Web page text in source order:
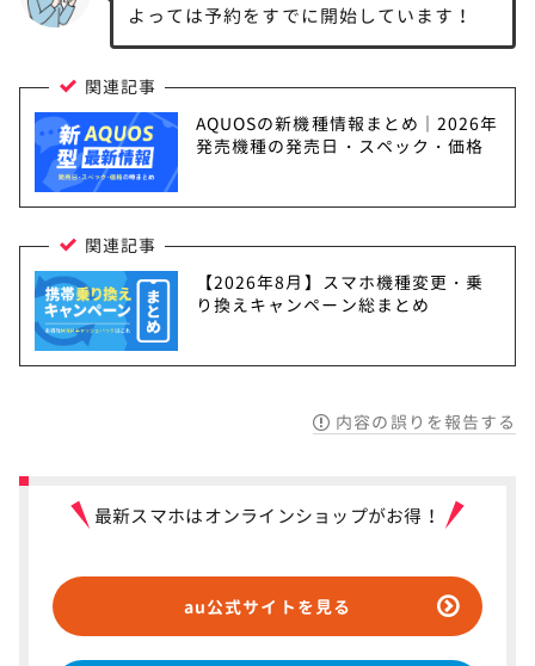
よっては予約をすでに開始しています！
関連記事
AQUOSの新機種情報まとめ｜2026年
発売機種の発売日・スペック・価格
関連記事
【2026年8月】スマホ機種変更・乗
り換えキャンペーン総まとめ
内容の誤りを報告する
最新スマホはオンラインショップがお得！
au公式サイトを見る